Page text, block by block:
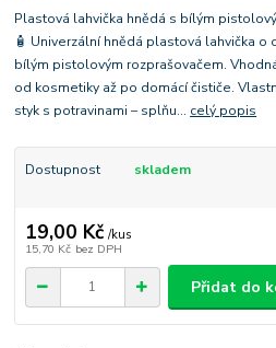
Plastová lahvička hnědá s bílým
🧴 Univerzální hnědá plastová lahvička o
bílým pistolovým rozprašovačem.
od kosmetiky až po domácí čističe.
styk s potravinami – splňu... celý popis
Dostupnost skladem
19,00 Kč /kus
15,70 Kč bez DPH
Přidat do